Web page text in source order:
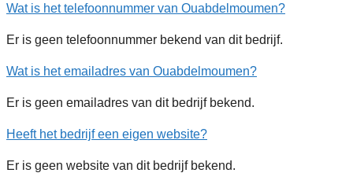
Wat is het telefoonnummer van Ouabdelmoumen?
Er is geen telefoonnummer bekend van dit bedrijf.
Wat is het emailadres van Ouabdelmoumen?
Er is geen emailadres van dit bedrijf bekend.
Heeft het bedrijf een eigen website?
Er is geen website van dit bedrijf bekend.